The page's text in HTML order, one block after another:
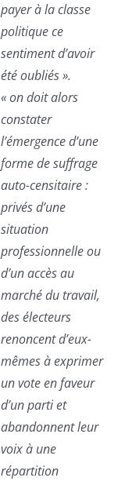
payer à la classe
politique ce
sentiment d’avoir
été oubliés ».
« on doit alors
constater
l’émergence d’une
forme de suffrage
auto-censitaire :
privés d’une
situation
professionnelle ou
d’un accès au
marché du travail,
des électeurs
renoncent d’eux-
mêmes à exprimer
un vote en faveur
d’un parti et
abandonnent leur
voix à une
répartition